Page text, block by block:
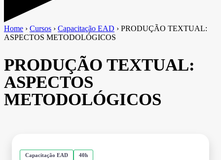
Home › Cursos › Capacitação EAD › PRODUÇÃO TEXTUAL:
ASPECTOS METODOLÓGICOS
PRODUÇÃO TEXTUAL:
ASPECTOS
METODOLÓGICOS
Capacitação EAD 40h